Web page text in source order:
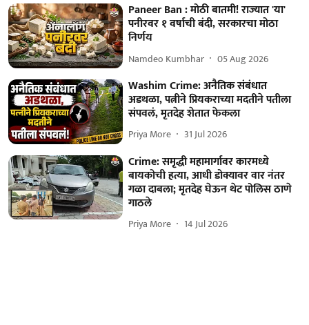
Paneer Ban : मोठी बातमी! राज्यात 'या'
पनीरवर १ वर्षाची बंदी, सरकारचा मोठा
निर्णय
Namdeo Kumbhar 05 Aug 2026
Washim Crime: अनैतिक संबंधात
अडथळा, पत्नीने प्रियकराच्या मदतीने पतीला
संपवलं, मृतदेह शेतात फेकला
Priya More 31 Jul 2026
Crime: समृद्धी महामार्गावर कारमध्ये
बायकोची हत्या, आधी डोक्यावर वार नंतर
गळा दाबला; मृतदेह घेऊन थेट पोलिस ठाणे
गाठले
Priya More 14 Jul 2026